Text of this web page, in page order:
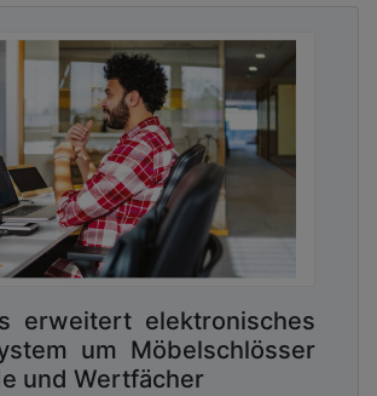
erweitert elektronisches
um Möbelschlösser
und Wertfächer